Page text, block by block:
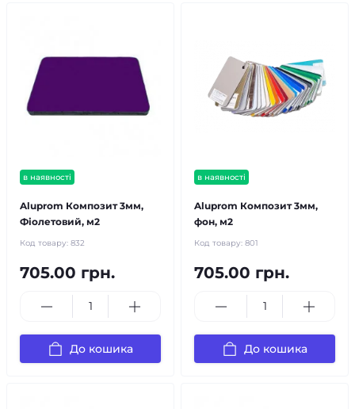
в наявності
Aluprom Композит 3мм,
Фіолетовий, м2
Код товару: 832
705.00 грн.
До кошика
в наявності
Aluprom Композит 3мм,
фон, м2
Код товару: 801
705.00 грн.
До кошика